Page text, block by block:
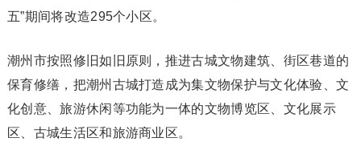
五”期间将改造295个小区。
潮州市按照修旧如旧原则，推进古城文物建筑、街区巷道的
保育修缮，把潮州古城打造成为集文物保护与文化体验、文
化创意、旅游休闲等功能为一体的文物博览区、文化展示
区、古城生活区和旅游商业区。